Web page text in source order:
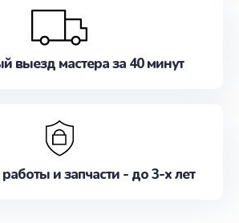
выезд мастера за 40 минут
и запчасти - до 3-х лет